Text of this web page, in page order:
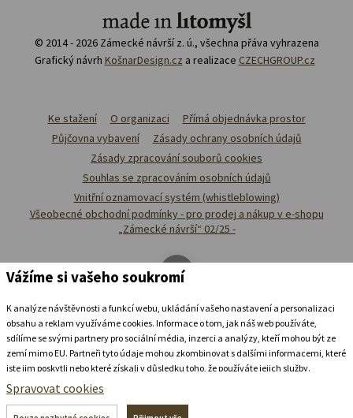
Ubytovat se v
© 2014 - 2026 Zámecké návrší z. ú., všechna přáva vyhrazena
Grafický návrh KošnarDesign.cz a realizace CZECHGROUP.cz
Ke stažení O organizaci
Přímá objednávka prostor
Půjčovna vybavení
Zásady ochrany osobních údajů
Zásady zpracování souborů cookies
Souhlas se zpracováním osobních údajů
Vnitřní oznamovací systém (whistleblowing)
Všeobecné obchodní podmínky - pro prodej a nákup v e-shopu
„Zámecké návrší“ 02/25 -
Vážíme si vašeho soukromí
K analýze návštěvnosti a funkcí webu, ukládání vašeho nastavení a personalizaci
obsahu a reklam využíváme cookies. Informace o tom, jak náš web používáte,
sdílíme se svými partnery pro sociální média, inzerci a analýzy, kteří mohou být ze
zemí mimo EU. Partneři tyto údaje mohou zkombinovat s dalšími informacemi, které
jste jim poskytli nebo které získali v důsledku toho, že používáte jejich služby.
Podrobné informace
Spravovat cookies